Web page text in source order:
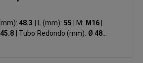
48.3 L (mm): 55 M: M16
45.8 Tubo Redondo (mm): Ø 48.3